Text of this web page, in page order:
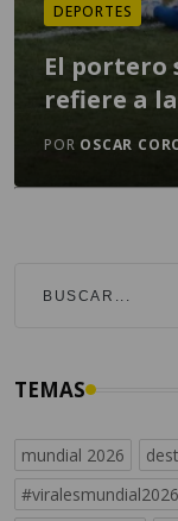
DEPORTES
El portero
refiere a
POR OSCAR
TEMAS
mundial 2026
#viralesmundial2026